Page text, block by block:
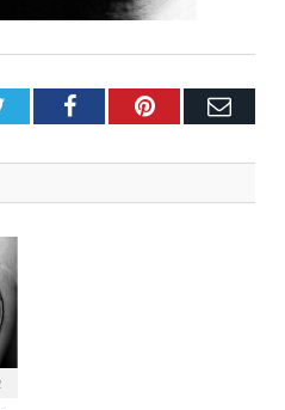
TwitterFacebookPinterest